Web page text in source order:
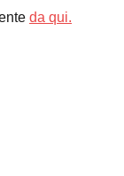
da qui.